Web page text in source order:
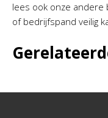
lees ook onze andere
of bedrijfspand veilig